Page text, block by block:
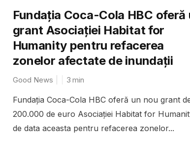
Fundația Coca-Cola HBC oferă
grant Asociației Habitat for
Humanity pentru refacerea
zonelor afectate de inundații
Good News 3 min
Fundația Coca-Cola HBC oferă un nou grant
200.000 de euro Asociației Habitat for
de data aceasta pentru refacerea zonelor...